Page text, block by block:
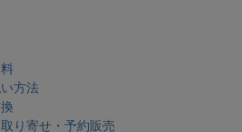
方法
取り寄せ・予約販売